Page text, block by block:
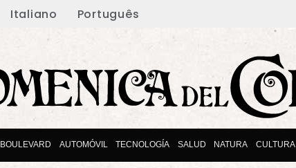
Italiano Português
BOULEVARD AUTOMÓVIL TECNOLOGÍA SALUD NATURA CULTURA